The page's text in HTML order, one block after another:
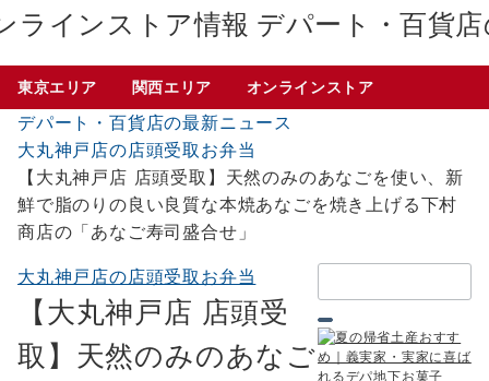
デパート・百貨
東京エリア 関西エリア オンラインストア
デパート・百貨店の最新ニュース
大丸神戸店の店頭受取お弁当
【大丸神戸店 店頭受取】天然のみのあなごを使い、新
鮮で脂のりの良い良質な本焼あなごを焼き上げる下村
商店の「あなご寿司盛合せ」
大丸神戸店の店頭受取お弁当
【大丸神戸店 店頭受
取】天然のみのあなご
索：